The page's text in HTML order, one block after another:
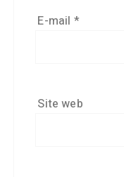
E-mail *
Site web